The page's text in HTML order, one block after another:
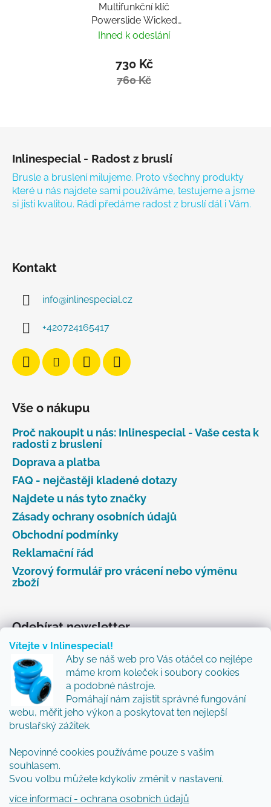
Vítejte v Inlinespecial!
Aby se náš web pro Vás otáčel co nejlépe
máme krom koleček i soubory cookies
a podobné nástroje.
Pomáhají nám zajistit správné fungování
webu, měřit jeho výkon a poskytovat ten nejlepší
bruslařský zážitek.
Nepovinné cookies používáme pouze s vaším
souhlasem.
Svou volbu můžete kdykoliv změnit v nastavení.
více informací - ochrana osobních údajů
Multifunkční klíč
Powerslide Wicked
Hardcore Tool
Ihned k odeslání
730 Kč
760 Kč
Inlinespecial - Radost z bruslí
Brusle a bruslení milujeme. Proto všechny produkty
které u nás najdete sami používáme, testujeme a jsme
si jisti kvalitou. Rádi předáme radost z bruslí dál i Vám.
Kontakt
info@inlinespecial.cz
+420724165417
Vše o nákupu
Proč nakoupit u nás: Inlinespecial - Vaše cesta k
radosti z bruslení
Doprava a platba
FAQ - nejčastěji kladené dotazy
Najdete u nás tyto značky
Zásady ochrany osobních údajů
Obchodní podmínky
Reklamační řád
Vzorový formulář pro vrácení nebo výměnu
zboží
Odebírat newsletter
Vložte svůj e-mail a my vám budeme zasílat informace
o nových produktech na našem e-shopu.
Přidejte se k nám a my Vám budeme zasílat ty nejlepší
novinky a tipy.
E-mail
Vložením e-mailu souhlasíte spodmínkami
ochrany osobních údajů
PŘIHLÁSIT SE